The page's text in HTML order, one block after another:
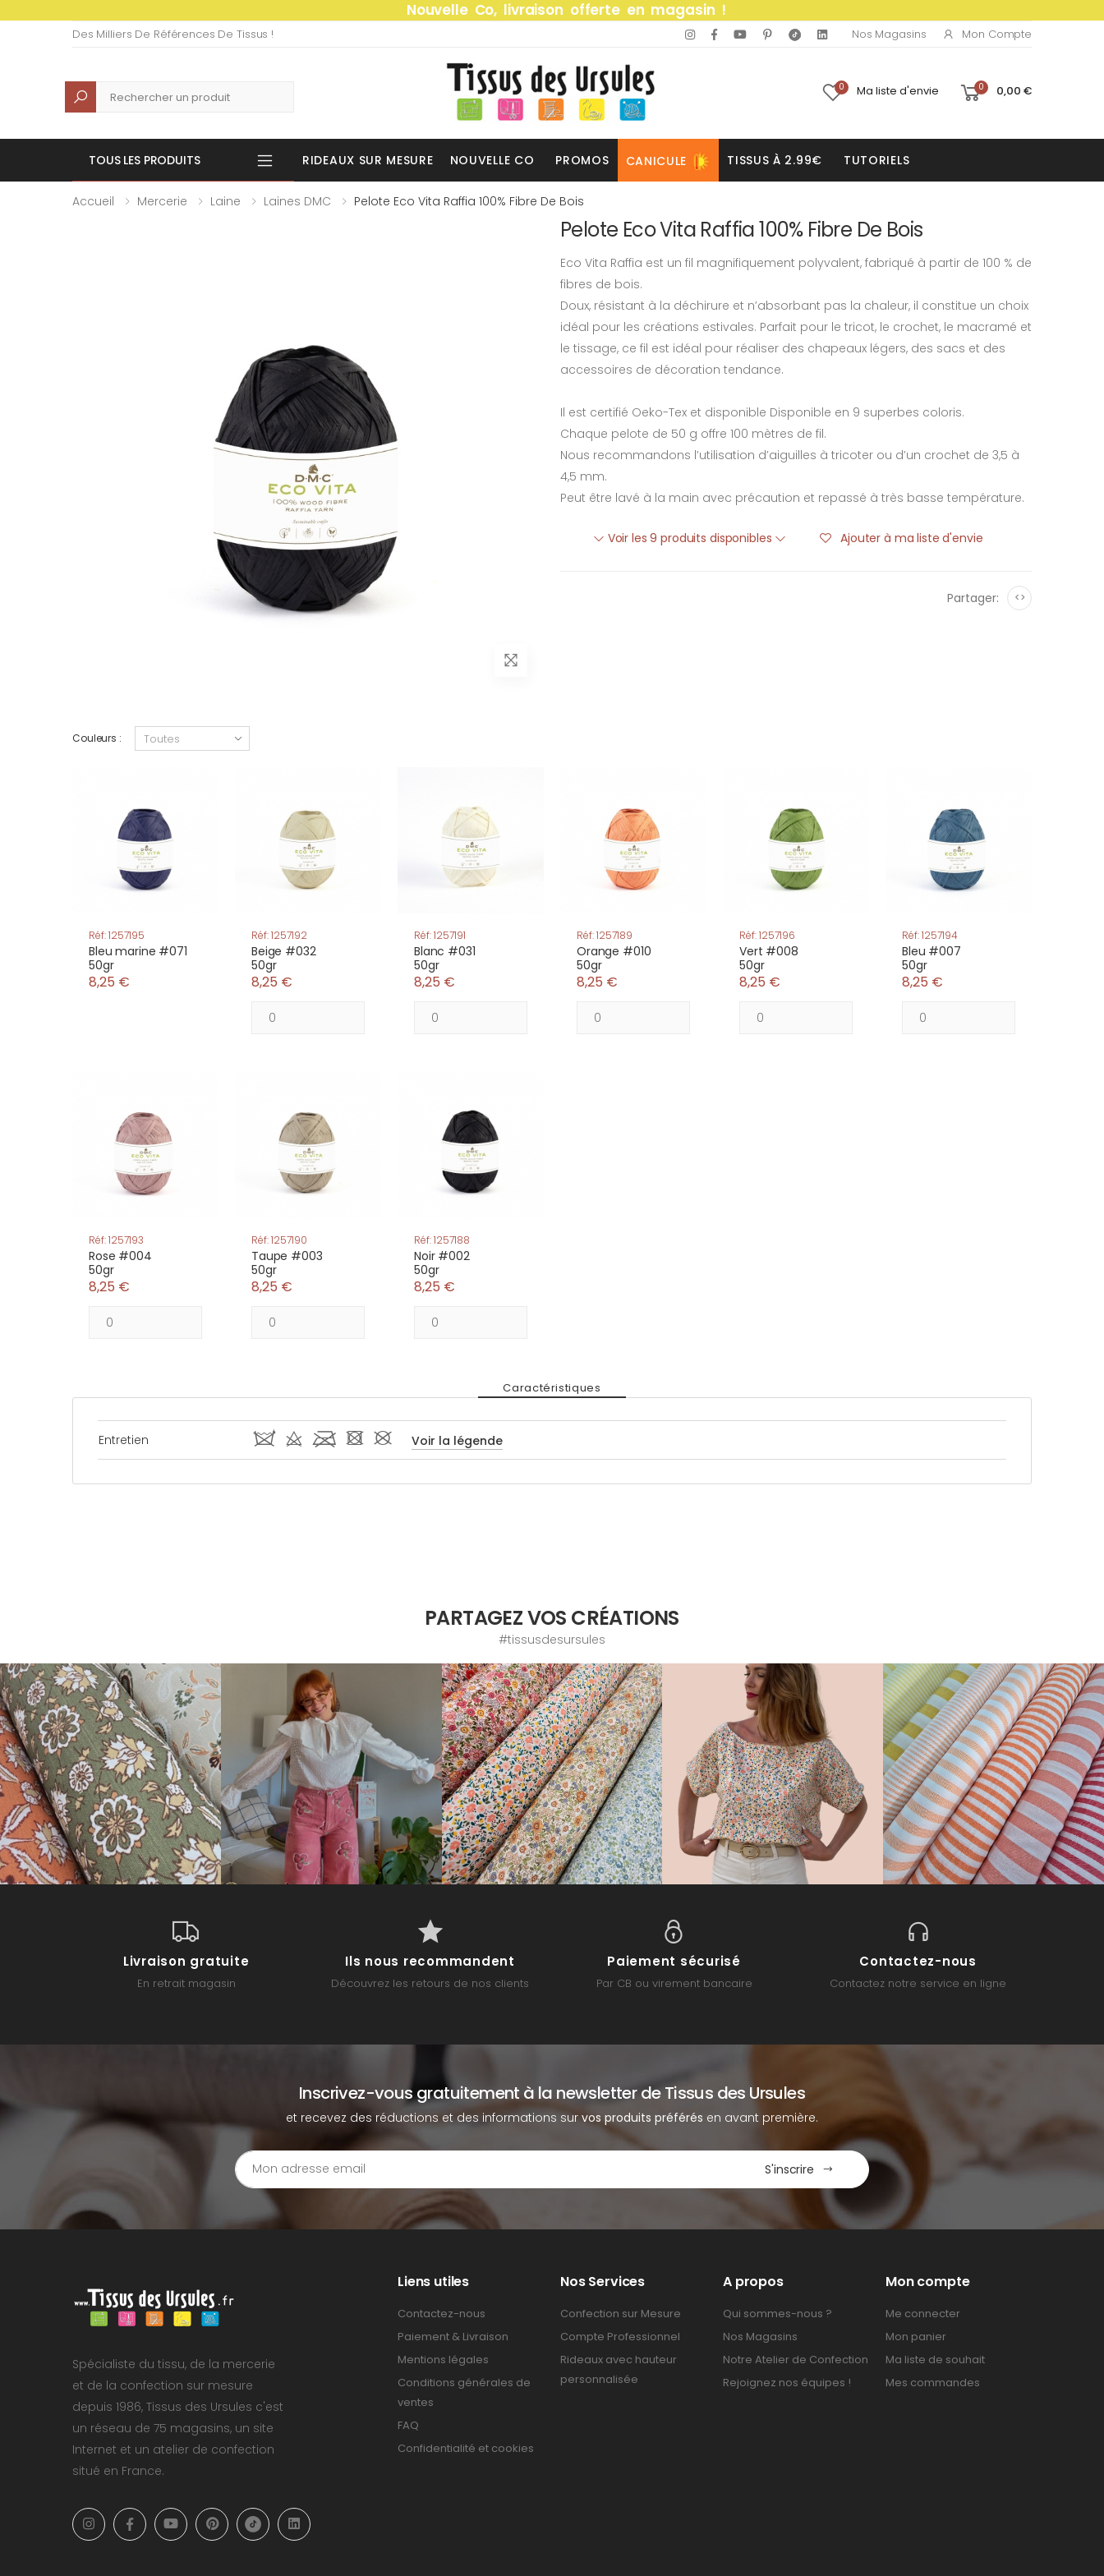
Nouvelle Co, livraison offerte en magasin !
Des Milliers De Références De Tissus ! Nos Magasins Mon Compte
Recherche 0 Ma liste d'envie 0 0,00 €
TOUS LES PRODUITS RIDEAUX SUR MESURE NOUVELLE CO PROMOS CANICULE TISSUS À 2.99€ TUTORIELS
Accueil Mercerie Laine Laines DMC Pelote Eco Vita Raffia 100% Fibre De Bois
Pelote Eco Vita Raffia 100% Fibre De Bois
Eco Vita Raffia est un fil magnifiquement polyvalent, fabriqué à partir de 100 % de
fibres de bois.
Doux, résistant à la déchirure et n’absorbant pas la chaleur, il constitue un choix
idéal pour les créations estivales. Parfait pour le tricot, le crochet, le macramé et
le tissage, ce fil est idéal pour réaliser des chapeaux légers, des sacs et des
accessoires de décoration tendance.
Il est certifié Oeko-Tex et disponible Disponible en 9 superbes coloris.
Chaque pelote de 50 g offre 100 mètres de fil.
Nous recommandons l’utilisation d’aiguilles à tricoter ou d’un crochet de 3,5 à
4,5 mm.
Peut être lavé à la main avec précaution et repassé à très basse température.
Voir les 9 produits disponibles Ajouter à ma liste d'envie
Partager: <>
Couleurs :
Réf: 1257195
Bleu marine #071
50gr
8,25 €
Réf: 1257192
Beige #032
50gr
8,25 €
Réf: 1257191
Blanc #031
50gr
8,25 €
Réf: 1257189
Orange #010
50gr
8,25 €
Réf: 1257196
Vert #008
50gr
8,25 €
Réf: 1257194
Bleu #007
50gr
8,25 €
Réf: 1257193
Rose #004
50gr
8,25 €
Réf: 1257190
Taupe #003
50gr
8,25 €
Réf: 1257188
Noir #002
50gr
8,25 €
Caractéristiques
Entretien i d l - # Voir la légende
PARTAGEZ VOS CRÉATIONS
#tissusdesursules
Livraison gratuite
En retrait magasin
Ils nous recommandent
Découvrez les retours de nos clients
Paiement sécurisé
Par CB ou virement bancaire
Contactez-nous
Contactez notre service en ligne
Inscrivez-vous gratuitement à la newsletter de Tissus des Ursules
et recevez des réductions et des informations survos produits préférés en avant première.
S'inscrire
Spécialiste du tissu, de la mercerie
et de la confection sur mesure
depuis 1986, Tissus des Ursules c'est
un réseau de 75 magasins, un site
Internet et un atelier de confection
situé en France.
Liens utiles
Contactez-nous
Paiement & Livraison
Mentions légales
Conditions générales de
ventes
FAQ
Confidentialité et cookies
Nos Services
Confection sur Mesure
Compte Professionnel
Rideaux avec hauteur
personnalisée
A propos
Qui sommes-nous ?
Nos Magasins
Notre Atelier de Confection
Rejoignez nos équipes !
Mon compte
Me connecter
Mon panier
Ma liste de souhait
Mes commandes